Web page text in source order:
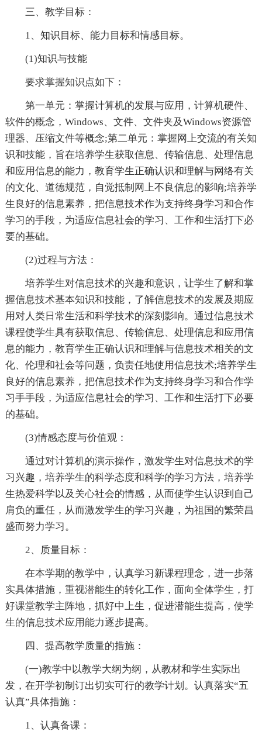
三、教学目标：
1、知识目标、能力目标和情感目标。
(1)知识与技能
要求掌握知识点如下：
第一单元：掌握计算机的发展与应用，计算机硬件、
软件的概念，Windows、文件、文件夹及Windows资源管
理器、压缩文件等概念;第二单元：掌握网上交流的有关知
识和技能，旨在培养学生获取信息、传输信息、处理信息
和应用信息的能力，教育学生正确认识和理解与网络有关
的文化、道德规范，自觉抵制网上不良信息的影响;培养学
生良好的信息素养，把信息技术作为支持终身学习和合作
学习的手段，为适应信息社会的学习、工作和生活打下必
要的基础。
(2)过程与方法：
培养学生对信息技术的兴趣和意识，让学生了解和掌
握信息技术基本知识和技能，了解信息技术的发展及期应
用对人类日常生活和科学技术的深刻影响。通过信息技术
课程使学生具有获取信息、传输信息、处理信息和应用信
息的能力，教育学生正确认识和理解与信息技术相关的文
化、伦理和社会等问题，负责任地使用信息技术;培养学生
良好的信息素养，把信息技术作为支持终身学习和合作学
习手手段，为适应信息社会的学习、工作和生活打下必要
的基础。
(3)情感态度与价值观：
通过对计算机的演示操作，激发学生对信息技术的学
习兴趣，培养学生的科学态度和科学的学习方法，培养学
生热爱科学以及关心社会的情感，从而使学生认识到自己
肩负的重任，从而激发学生的学习兴趣，为祖国的繁荣昌
盛而努力学习。
2、质量目标：
在本学期的教学中，认真学习新课程理念，进一步落
实具体措施，重视潜能生的转化工作，面向全体学生，打
好课堂教学主阵地，抓好中上生，促进潜能生提高，使学
生的信息技术应用能力逐步提高。
四、提高教学质量的措施：
(一)教学中以教学大纲为纲，从教材和学生实际出
发，在开学初制订出切实可行的教学计划。认真落实“五
认真”具体措施：
1、认真备课：